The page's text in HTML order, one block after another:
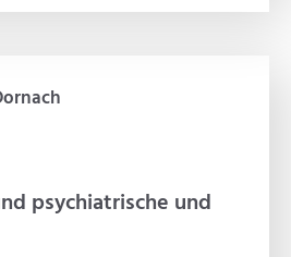
psychiatrische und